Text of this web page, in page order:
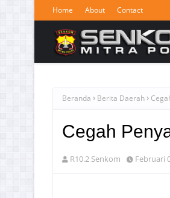
Home About Contact
Beranda Berita Daerah
Cegah
R10.2 Senkom Februari